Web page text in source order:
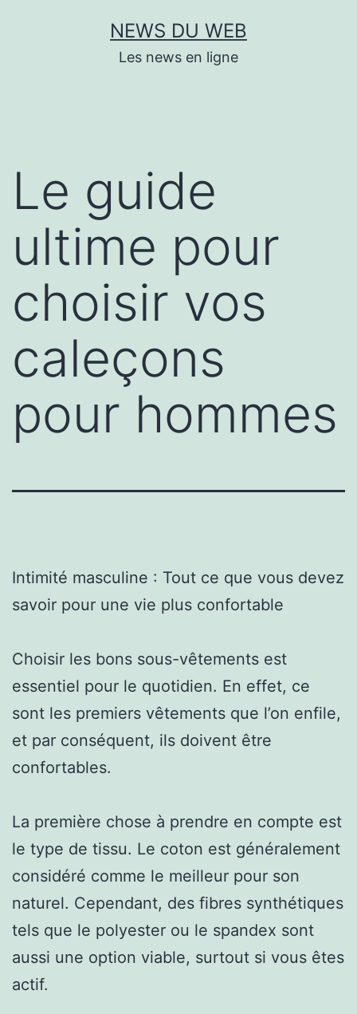
NEWS DU WEB
Les news en ligne
Le guide
ultime pour
choisir vos
caleçons
pour hommes
Intimité masculine : Tout ce que vous devez
savoir pour une vie plus confortable
Choisir les bons sous-vêtements est
essentiel pour le quotidien. En effet, ce
sont les premiers vêtements que l’on enfile,
et par conséquent, ils doivent être
confortables.
La première chose à prendre en compte est
le type de tissu. Le coton est généralement
considéré comme le meilleur pour son
naturel. Cependant, des fibres synthétiques
tels que le polyester ou le spandex sont
aussi une option viable, surtout si vous êtes
actif.